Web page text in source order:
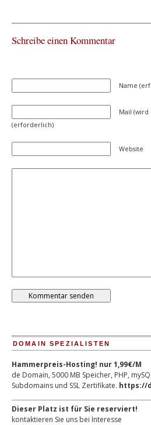
Schreibe einen Kommentar
Name
Mail
(erforderlich)
Website
DOMAIN SPEZIALISTEN
Hammerpreis-Hosting! nur 1,99€/M
de Domain, 5000 MB Speicher, PHP,
Subdomains und SSL Zertifikate. https://
Dieser Platz ist für Sie reserviert!
kontaktieren Sie uns bei Interesse